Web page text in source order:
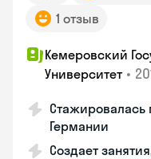
1 отзыв
Кемеровский
Университет •
Стажировалась
Германии
Создает